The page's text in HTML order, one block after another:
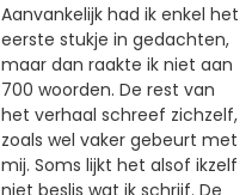
Aanvankelijk had ik enkel het
eerste stukje in gedachten,
maar dan raakte ik niet aan
700 woorden. De rest van
het verhaal schreef zichzelf,
zoals wel vaker gebeurt met
mij. Soms lijkt het alsof ikzelf
niet beslis wat ik schrijf. De